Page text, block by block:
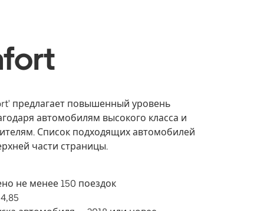
предлагает повышенный уровень
автомобилям высокого класса и
Список подходящих автомобилей
части страницы.
не менее 150 поездок